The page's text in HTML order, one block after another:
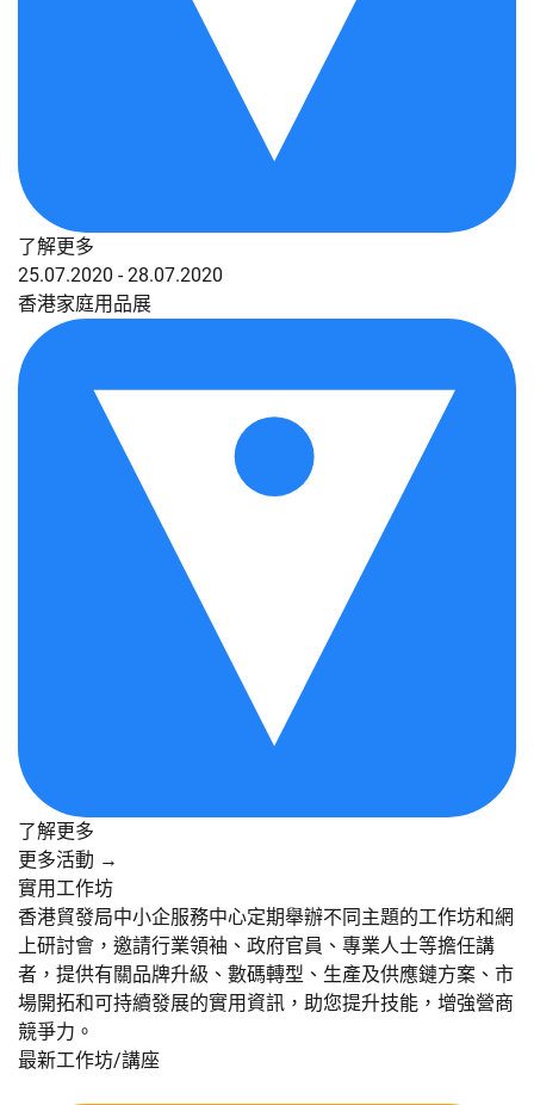
了解更多
25.07.2020 - 28.07.2020
香港家庭用品展
了解更多
更多活動 →
實用工作坊
香港貿發局中小企服務中心定期舉辦不同主題的工作坊和網
上研討會，邀請行業領袖、政府官員、專業人士等擔任講
者，提供有關品牌升級、數碼轉型、生產及供應鏈方案、市
場開拓和可持續發展的實用資訊，助您提升技能，增強營商
競爭力。
最新工作坊/講座